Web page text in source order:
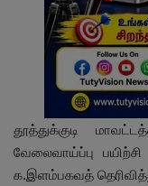
தூத்துக்குடி
வேலைவாய்ப்பு
க.இளம்பகவத்